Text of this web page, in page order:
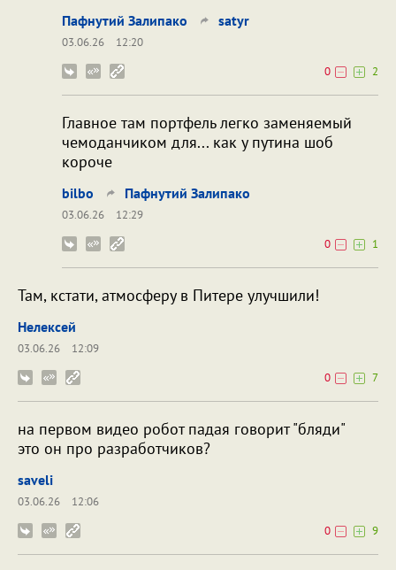
Пафнутий Залипако satyr
03.06.26
12:20
0
2
Главное там портфель легко заменяемый
чемоданчиком для... как у путина шоб
короче
bilbo Пафнутий Залипако
03.06.26
12:29
0
1
Там, кстати, атмосферу в Питере улучшили!
Нелексей
03.06.26
12:09
0
7
на первом видео робот падая говорит "бляди"
это он про разработчиков?
saveli
03.06.26
12:06
0
9